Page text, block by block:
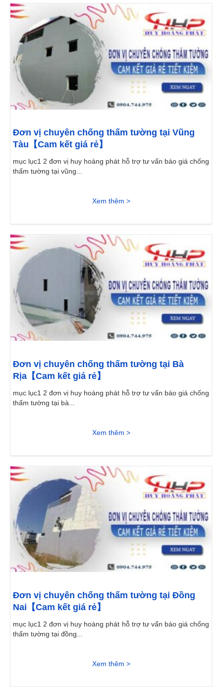
Đơn vị chuyên chống thấm tường tại Vũng
Tàu【Cam kết giá rẻ】
mục lục1 2 đơn vị huy hoàng phát hỗ trợ tư vấn báo giá chống
thấm tường tại vũng...
Xem thêm >
Đơn vị chuyên chống thấm tường tại Bà
Rịa【Cam kết giá rẻ】
mục lục1 2 đơn vị huy hoàng phát hỗ trợ tư vấn báo giá chống
thấm tường tại bà...
Xem thêm >
Đơn vị chuyên chống thấm tường tại Đồng
Nai【Cam kết giá rẻ】
mục lục1 2 đơn vị huy hoàng phát hỗ trợ tư vấn báo giá chống
thấm tường tại đồng...
Xem thêm >